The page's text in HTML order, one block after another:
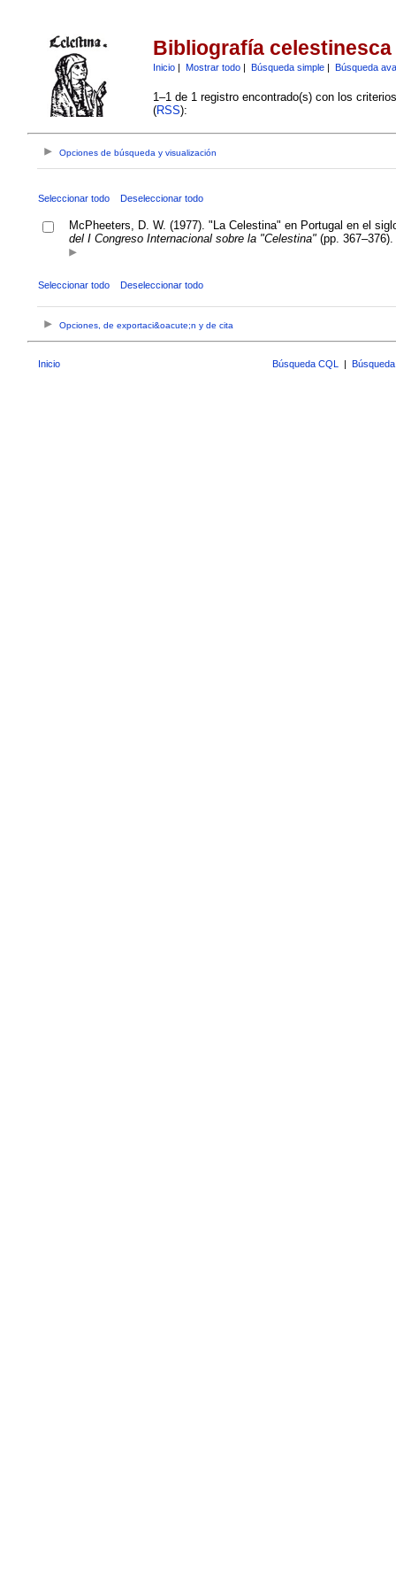
Bibliografía celestinesca
Inicio| Mostrar todo| Búsqueda simple| Búsqueda
1–1 de 1 registro encontrado(s) con los
(RSS):
Opciones de búsqueda y visualización
Seleccionar todo Deseleccionar todo
McPheeters, D. W. (1977). "La Celestina" en Portugal en el
del I Congreso Internacional sobre la "Celestina"(pp. 367–376).
Seleccionar todo Deseleccionar todo
Opciones, de exportaci&oacute;n y de cita
Inicio Búsqueda CQL |